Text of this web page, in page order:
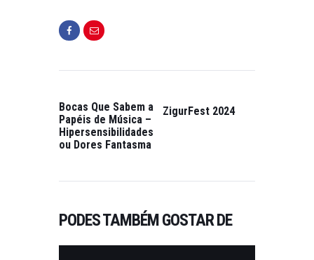
Bocas Que Sabem a
Papéis de Música –
Hipersensibilidades
ou Dores Fantasma
ZigurFest 2024
PODES TAMBÉM GOSTAR DE